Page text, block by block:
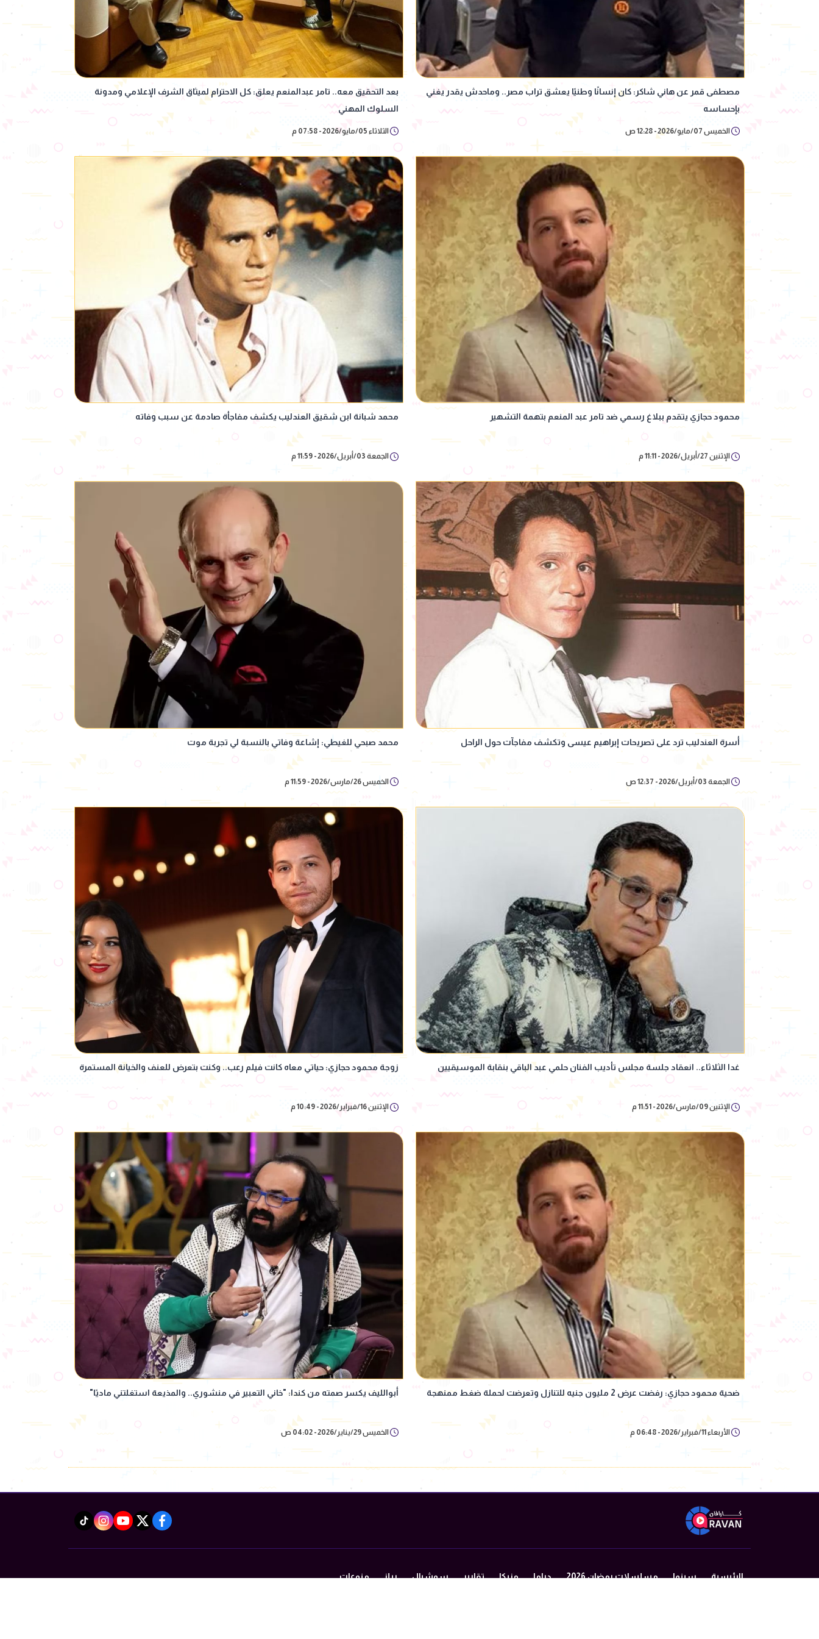
مصطفى قمر عن هاني شاكر: كان إنسانًا وطنيًا يعشق تراب مصر.. وماحدش يقدر يغني
بإحساسه
الخميس 07/مايو/2026 - 12:28 ص
بعد التحقيق معه.. تامر عبدالمنعم يعلق: كل الاحترام لميثاق الشرف الإعلامي ومدونة
السلوك المهني
الثلاثاء 05/مايو/2026 - 07:58 م
محمود حجازي يتقدم ببلاغ رسمي ضد تامر عبد المنعم بتهمة التشهير
الإثنين 27/أبريل/2026 - 11:11 م
محمد شبانة ابن شقيق العندليب يكشف مفاجأة صادمة عن سبب وفاته
الجمعة 03/أبريل/2026 - 11:59 م
أسرة العندليب ترد على تصريحات إبراهيم عيسى وتكشف مفاجآت حول الراحل
الجمعة 03/أبريل/2026 - 12:37 ص
محمد صبحي للغيطي: إشاعة وفاتي بالنسبة لي تجربة موت
الخميس 26/مارس/2026 - 11:59 م
غدا الثلاثاء.. انعقاد جلسة مجلس تأديب الفنان حلمي عبد الباقي بنقابة الموسيقيين
الإثنين 09/مارس/2026 - 11:51 م
زوجة محمود حجازي: حياتي معاه كانت فيلم رعب.. وكنت بتعرض للعنف والخيانة المستمرة
الإثنين 16/فبراير/2026 - 10:49 م
ضحية محمود حجازي: رفضت عرض 2 مليون جنيه للتنازل وتعرضت لحملة ضغط ممنهجة
الأربعاء 11/فبراير/2026 - 06:48 م
أبوالليف يكسر صمته من كندا: "خاني التعبير في منشوري.. والمذيعة استغلتني ماديًا"
الخميس 29/يناير/2026 - 04:02 ص
facebook
twitter
youtube
instagram
tiktok
الرئيسية سينما مسلسلات رمضان 2026 دراما مزيكا تقارير سوشيال ريلز منوعات